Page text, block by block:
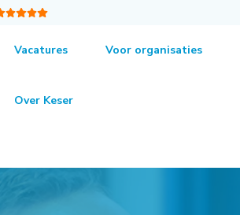
Vacatures Voor organisaties
Over Keser
Kandidaten